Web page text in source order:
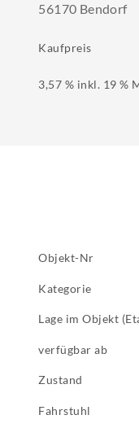
56170 Bendorf
Kaufpreis
3,57 % inkl. 19 %
Objekt-Nr
Kategorie
Lage im Objekt
verfügbar ab
Zustand
Fahrstuhl